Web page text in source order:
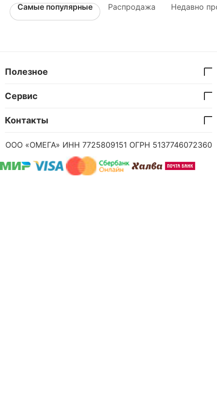
Самые популярные Распродажа Недавно
Полезное
Сервис
Контакты
ООО «ОМЕГА» ИНН 7725809151 ОГРН 5137746072360